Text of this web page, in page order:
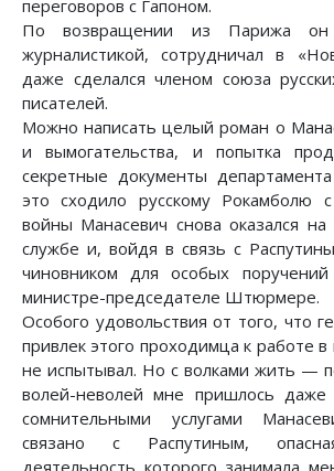
переговоров с Гапоном.
По возвращении из Парижа он
журналистикой, сотрудничал в
даже сделался членом союза
писателей.
Можно написать целый роман о
и вымогательства, и попытка
секретные документы
это сходило русскому Рокамболю
войны Манасевич снова оказался на
службе и, войдя в связь с
чиновником для особых
министре-председателе Штюрмере.
Особого удовольствия от того, что
привлек этого проходимца к работе в
не испытывал. Но с волками жить —
волей-неволей мне пришлось даже
сомнительными услугами
связано с Распутиным,